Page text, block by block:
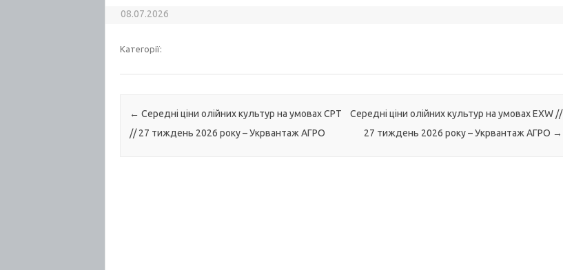
08.07.2026
Категорії:
Post navigation
← Середні ціни олійних культур на умовах CPT
// 27 тиждень 2026 року – Укрвантаж АГРО
Середні ціни олійних культур на умовах EXW //
27 тиждень 2026 року – Укрвантаж АГРО →